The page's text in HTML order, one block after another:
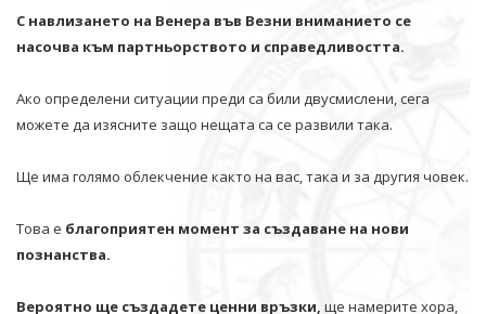
С навлизането на Венера във Везни вниманието се
насочва към партньорството и справедливостта.
Ако определени ситуации преди са били двусмислени, сега
можете да изясните защо нещата са се развили така.
Ще има голямо облекчение както на вас, така и за другия човек.
Това е благоприятен момент за създаване на нови
познанства.
Вероятно ще създадете ценни връзки, ще намерите хора,